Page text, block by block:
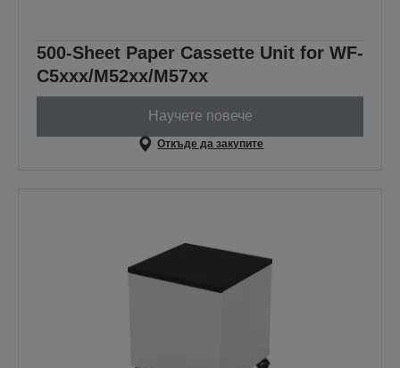
500-Sheet Paper Cassette Unit for WF-
C5xxx/M52xx/M57xx
Научете повече
Откъде да закупите